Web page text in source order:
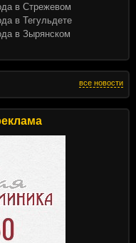
все новости
в Стрежевом
в Тегульдете
в Зырянском